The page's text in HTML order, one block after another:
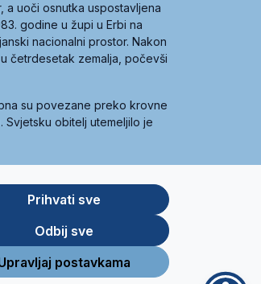
a uoči osnutka uspostavljena
godine u župi u Erbi na
nacionalni prostor. Nakon
četrdesetak zemalja, počevši
su povezane preko krovne
Svjetsku obitelj utemeljilo je
Store
Prihvati sve
Odbij sve
postavkama